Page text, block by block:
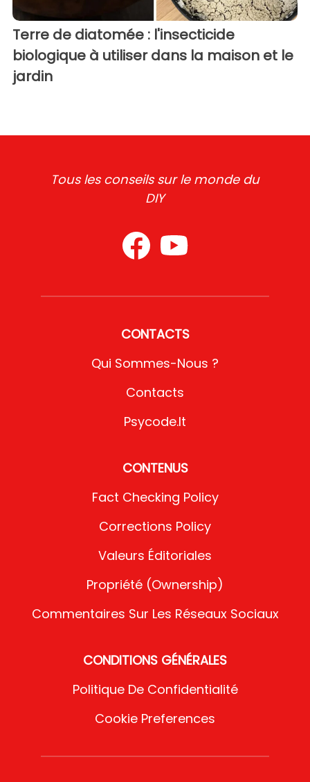
Terre de diatomée : l'insecticide
biologique à utiliser dans la maison et le
jardin
Tous les conseils sur le monde du
DIY
CONTACTS
Qui Sommes-Nous ?
Contacts
Psycode.it
CONTENUS
Fact Checking Policy
Corrections Policy
Valeurs Éditoriales
Propriété (Ownership)
Commentaires Sur Les Réseaux Sociaux
CONDITIONS GÉNÉRALES
Politique De Confidentialité
Cookie Preferences